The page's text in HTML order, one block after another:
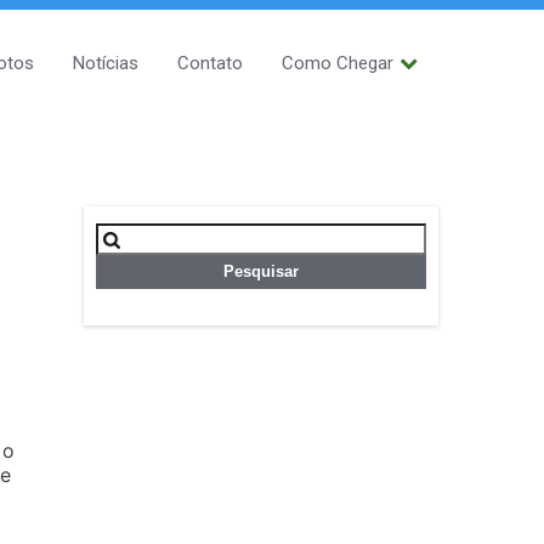
Notícias Contato Como Chegar
Pesquisar
por: